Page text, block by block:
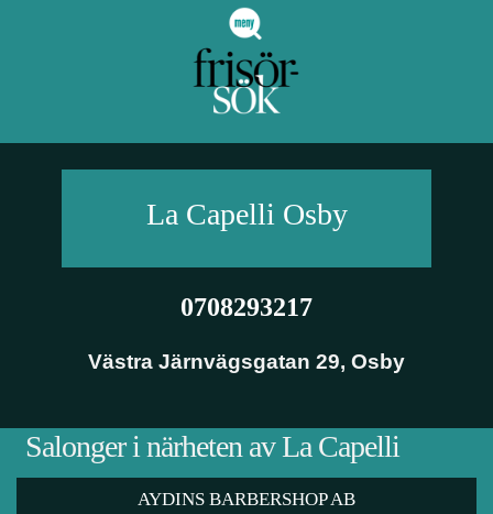
La CapelliOsby
0708293217
Västra Järnvägsgatan 29, Osby
Salonger i närheten av La Capelli
AYDINS BARBERSHOP AB